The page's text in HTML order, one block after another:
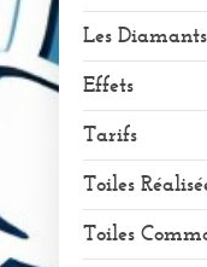
Les
Effets
Tarifs
Toiles
Toiles